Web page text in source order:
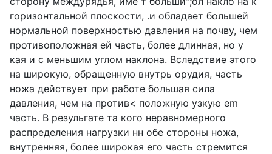
горизонтальной плоскости, .и обладает большей
нормальной поверхностью давления на почву, чем
противоположная ей часть, более длинная, но у
кая и с меньшим углом наклона. Вследствие этого
на широкую, обращенную внутрь орудия, часть
ножа действует при работе большая сила
давления, чем на против< положную узкую em
часть. В резульгате та кого неравномерного
распределения нагрузки нн обе стороны ножа,
внутренняя, более широкая его часть стремится